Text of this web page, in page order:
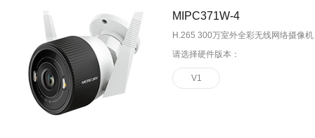
MIPC371W-4
H.265 300万室外全彩无线网络摄像机
请选择硬件版本：
V1